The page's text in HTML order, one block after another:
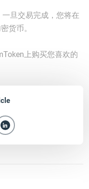
旦交易完成，您将在
货币。
上购买您喜欢的